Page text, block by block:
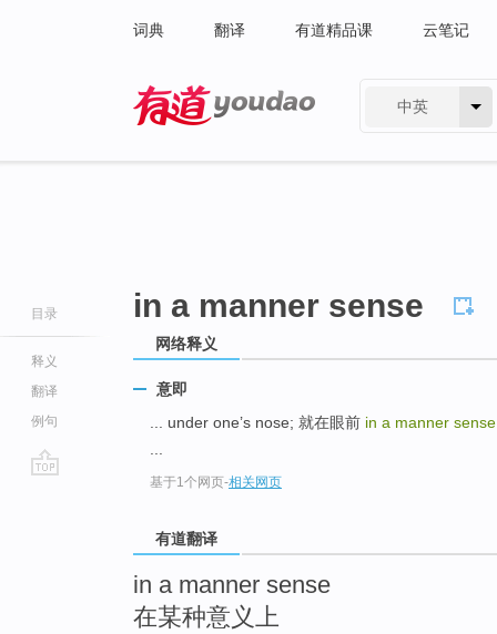
词典 翻译 有道精品课 云笔记
中英
目录
释义
翻译
例句
in a manner sense
网络释义
意即
... under one’s nose; 就在眼前 in a manner sense
基于1个网页-相关网页
有道翻译
in a manner sense
在某种意义上